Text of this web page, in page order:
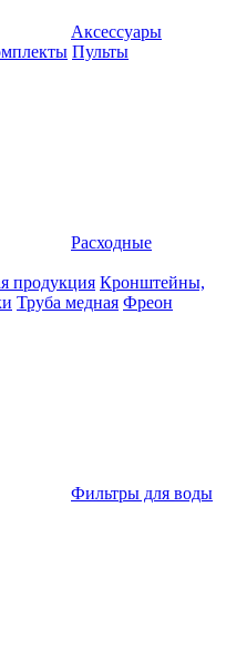
Аксессуары
Пульты
Расходные
продукция Кронштейны,
Труба медная Фреон
Фильтры для воды